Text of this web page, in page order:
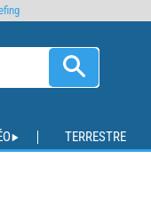
TERRESTRE